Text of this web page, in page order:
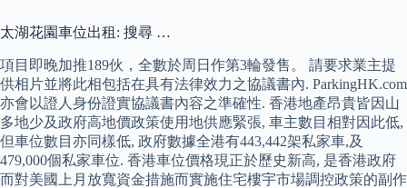
太湖花園車位出租: 搜尋 …
項目即晚加推189伙，全數於周日作第3輪發售。 請要求業主提
供相片並將此相包括在具有法律效力之協議書內. ParkingHK.com
亦會以證人身份證實協議書內容之準確性. 香港地產昂貴皆因山
多地少及政府高地價政策使用地供應緊張, 車主數目相對因此低,
但車位數目亦同樣低, 政府數據全港有443,442架私家車,及
479,000個私家車位. 香港車位價格現正於歷史新高, 是香港政府
而對美國上月放寬資金措施而實施住宅樓宇市場調控政策的副作